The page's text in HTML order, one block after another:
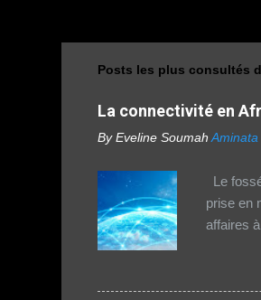
Posts les plus consultés
La connectivité en
By Eveline SoumahAminata
Le
prise en
affaires
rapport